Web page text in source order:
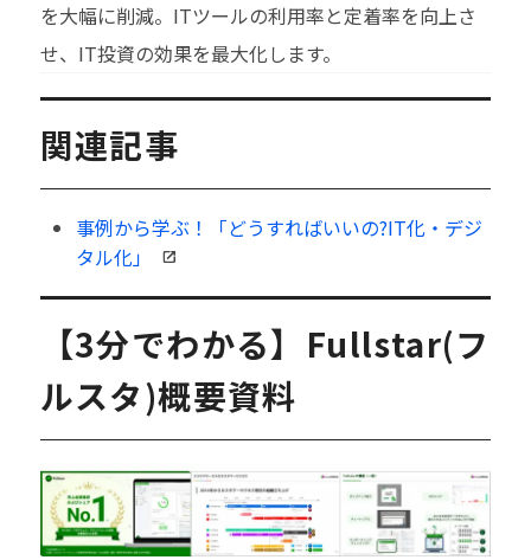
を大幅に削減。ITツールの利用率と定着率を向上さ
せ、IT投資の効果を最大化します。
関連記事
事例から学ぶ！「どうすればいいの?IT化・デジ
タル化」
【3分でわかる】Fullstar(フ
ルスタ)概要資料